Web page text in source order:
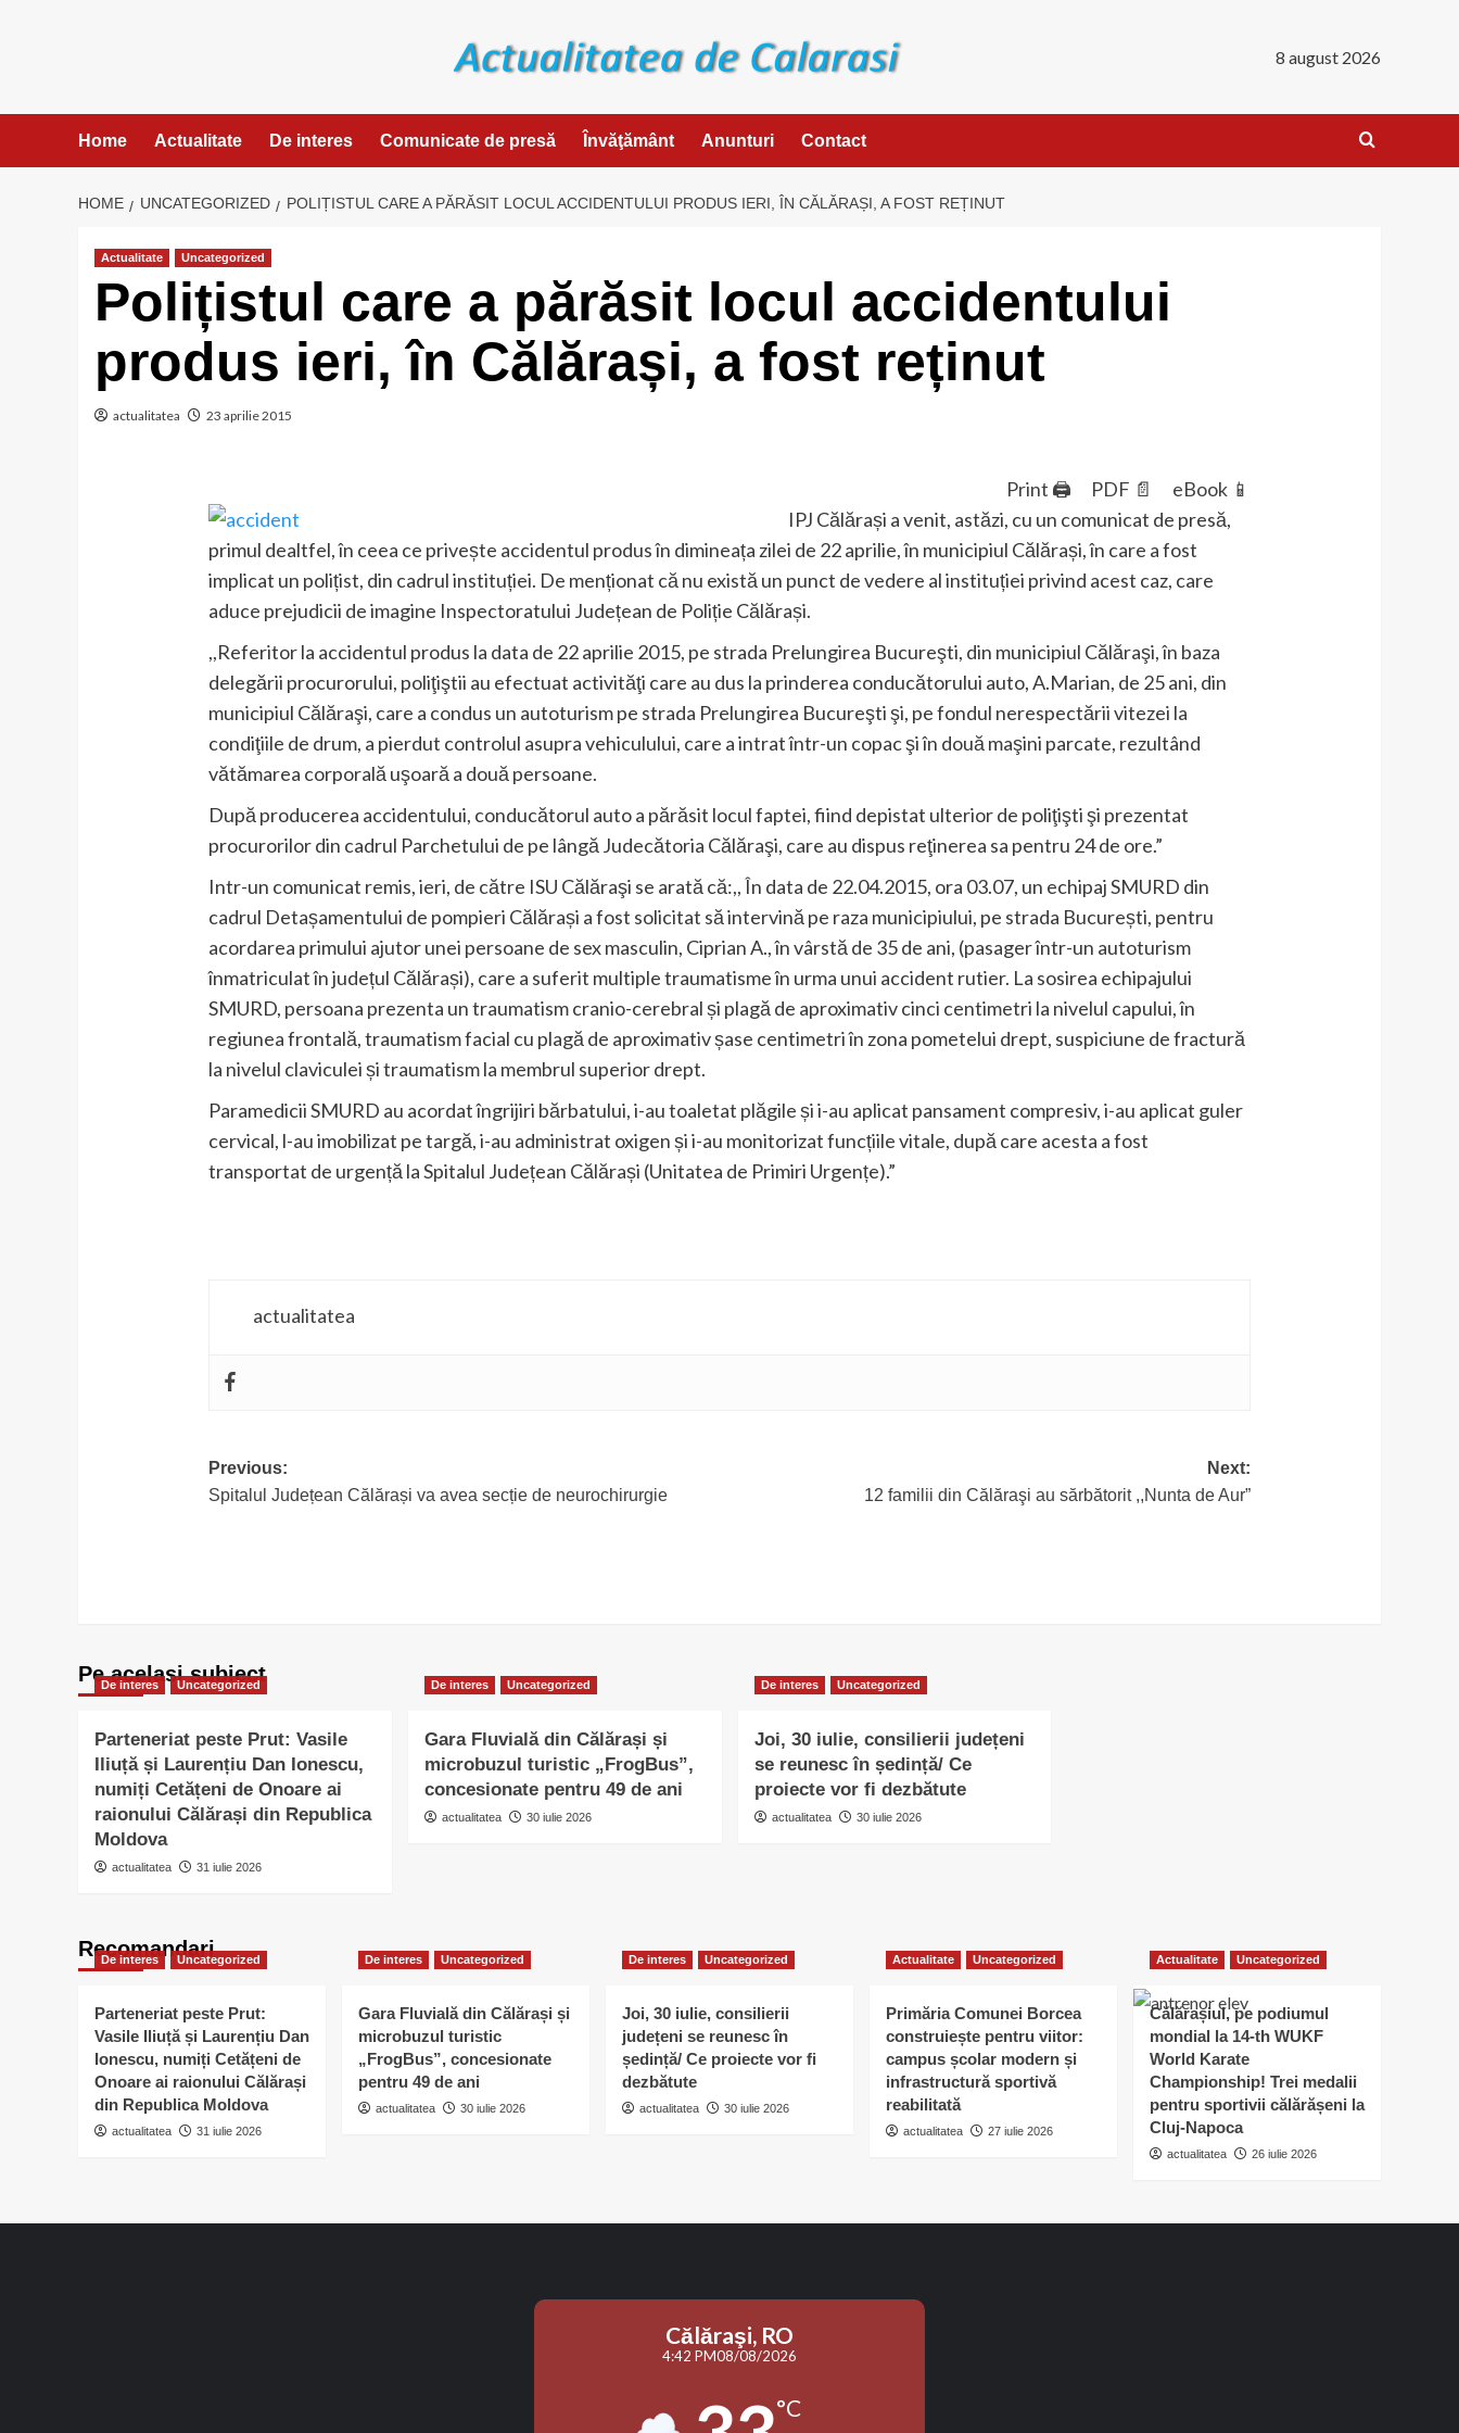
8 august 2026
Home Actualitate De interes Comunicate de presă Învăţământ Anunturi Contact
HOME UNCATEGORIZED POLIȚISTUL CARE A PĂRĂSIT LOCUL ACCIDENTULUI PRODUS IERI, ÎN CĂLĂRAȘI, A FOST REȚINUT
Actualitate Uncategorized
Polițistul care a părăsit locul accidentului
produs ieri, în Călărași, a fost reținut
actualitatea 23 aprilie 2015
Print 🖨 PDF 📄
eBook 📱
IPJ Călărași a venit, astăzi, cu un comunicat de presă,
primul dealtfel, în ceea ce privește accidentul produs în dimineața zilei de 22 aprilie, în municipiul Călărași, în care a fost
implicat un polițist, din cadrul instituției. De menționat că nu există un punct de vedere al instituției privind acest caz, care
aduce prejudicii de imagine Inspectoratului Județean de Poliție Călărași.
,,Referitor la accidentul produs la data de 22 aprilie 2015, pe strada Prelungirea Bucureşti, din municipiul Călăraşi, în baza
delegării procurorului, poliţiştii au efectuat activităţi care au dus la prinderea conducătorului auto, A.Marian, de 25 ani, din
municipiul Călăraşi, care a condus un autoturism pe strada Prelungirea Bucureşti şi, pe fondul nerespectării vitezei la
condiţiile de drum, a pierdut controlul asupra vehiculului, care a intrat într-un copac şi în două maşini parcate, rezultând
vătămarea corporală uşoară a două persoane.
După producerea accidentului, conducătorul auto a părăsit locul faptei, fiind depistat ulterior de poliţişti şi prezentat
procurorilor din cadrul Parchetului de pe lângă Judecătoria Călăraşi, care au dispus reţinerea sa pentru 24 de ore.”
Intr-un comunicat remis, ieri, de către ISU Călăraşi se arată că:,, În data de 22.04.2015, ora 03.07, un echipaj SMURD din
cadrul Detașamentului de pompieri Călărași a fost solicitat să intervină pe raza municipiului, pe strada București, pentru
acordarea primului ajutor unei persoane de sex masculin, Ciprian A., în vârstă de 35 de ani, (pasager într-un autoturism
înmatriculat în județul Călărași), care a suferit multiple traumatisme în urma unui accident rutier. La sosirea echipajului
SMURD, persoana prezenta un traumatism cranio-cerebral și plagă de aproximativ cinci centimetri la nivelul capului, în
regiunea frontală, traumatism facial cu plagă de aproximativ șase centimetri în zona pometelui drept, suspiciune de fractură
la nivelul claviculei și traumatism la membrul superior drept.
Paramedicii SMURD au acordat îngrijiri bărbatului, i-au toaletat plăgile și i-au aplicat pansament compresiv, i-au aplicat guler
cervical, l-au imobilizat pe targă, i-au administrat oxigen și i-au monitorizat funcțiile vitale, după care acesta a fost
transportat de urgență la Spitalul Județean Călărași (Unitatea de Primiri Urgențe).”
actualitatea
Post
navigation
Previous:
Spitalul Județean Călărași va avea secție de neurochirurgie
Next:
12 familii din Călăraşi au sărbătorit ,,Nunta de Aur”
Pe acelasi subiect
De interes Uncategorized
Parteneriat peste Prut: Vasile
Iliuță și Laurențiu Dan Ionescu,
numiți Cetățeni de Onoare ai
raionului Călărași din Republica
Moldova
actualitatea 31 iulie 2026
De interes Uncategorized
Gara Fluvială din Călărași și
microbuzul turistic „FrogBus”,
concesionate pentru 49 de ani
actualitatea 30 iulie 2026
De interes Uncategorized
Joi, 30 iulie, consilierii județeni
se reunesc în ședință/ Ce
proiecte vor fi dezbătute
actualitatea 30 iulie 2026
Recomandari
De interes Uncategorized
Parteneriat peste Prut:
Vasile Iliuță și Laurențiu Dan
Ionescu, numiți Cetățeni de
Onoare ai raionului Călărași
din Republica Moldova
actualitatea 31 iulie 2026
De interes Uncategorized
Gara Fluvială din Călărași și
microbuzul turistic
„FrogBus”, concesionate
pentru 49 de ani
actualitatea 30 iulie 2026
De interes Uncategorized
Joi, 30 iulie, consilierii
județeni se reunesc în
ședință/ Ce proiecte vor fi
dezbătute
actualitatea 30 iulie 2026
Actualitate Uncategorized
Primăria Comunei Borcea
construiește pentru viitor:
campus școlar modern și
infrastructură sportivă
reabilitată
actualitatea 27 iulie 2026
Actualitate Uncategorized
Călărașiul, pe podiumul
mondial la 14-th WUKF
World Karate
Championship! Trei medalii
pentru sportivii călărășeni la
Cluj-Napoca
actualitatea 26 iulie 2026
Călăraşi, RO
4:42 PM08/08/2026
°C